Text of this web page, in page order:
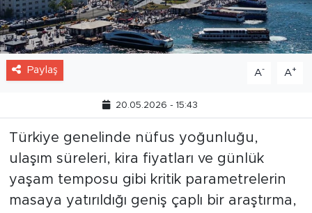
Paylaş A- A+
20.05.2026 - 15:43
Türkiye genelinde nüfus yoğunluğu,
ulaşım süreleri, kira fiyatları ve günlük
yaşam temposu gibi kritik parametrelerin
masaya yatırıldığı geniş çaplı bir araştırma,